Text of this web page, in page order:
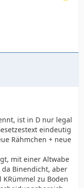
ist in D nur legal
eindeutig
Rähmchen + neue
mit einer Altwabe
Binendicht, aber
zu Boden